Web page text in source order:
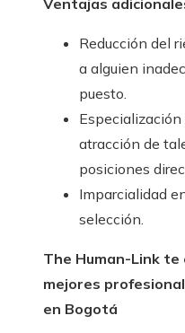
Ventajas
Reducción del
a alguien
puesto.
atracción de
posiciones
Imparcialidad
selección.
The Human-Link te
mejores
en Bogotá